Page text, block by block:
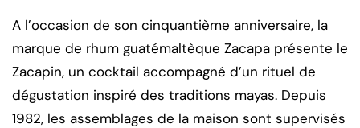
A l’occasion de son cinquantième anniversaire, la
marque de rhum guatémaltèque Zacapa présente le
Zacapin, un cocktail accompagné d’un rituel de
dégustation inspiré des traditions mayas. Depuis
1982, les assemblages de la maison sont supervisés